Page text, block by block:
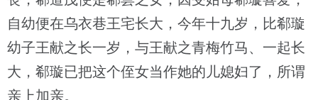
自幼便在乌衣巷王宅长大，今年十九岁，比郗璇
幼子王献之长一岁，与王献之青梅竹马、一起长
大，郗璇已把这个侄女当作她的儿媳妇了，所谓
亲上加亲。